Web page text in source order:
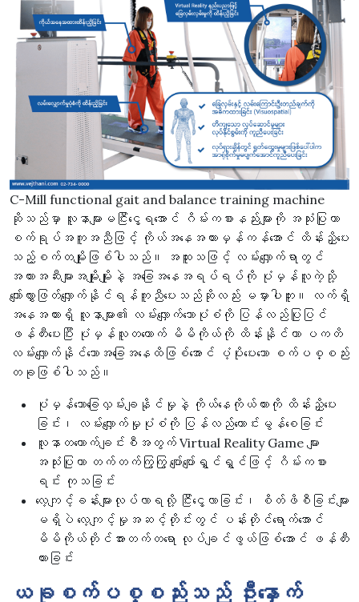
C-Mill functional gait and balance training machine
ဆိုသည်မှာ လူနာများမငြီးငွေ့ရအောင် ဂိမ်းကစားနည်းများကို အသုံးပြုကာ
စက်ရုပ်အကူအညီဖြင့် ကိုယ်အနေအထားမှန်ကန်အောင် ထိန်းညှိပေး
သည့်စက်တမျိုးဖြစ်ပါသည်။ အထူးသဖြင့် လမ်းလျှောက်ရာတွင်
အတားအဆီးများအမျိုးမျိုးနဲ့ အခြေအနေအရပ်ရပ်ကို ပုံမှန်လူကဲ့သို့
ကျော်လွှားဖြတ်လျှောက်နိုင်ရန်ကူညီပေးသည်ဆိုလည်း မမှားပါဘူး။ လက်ရှိ
အနေအထားရှိ လူနာများ၏ လမ်းလျှောက်သောပုံစံကို ပြန်လည်ပြုပြင်
ဖန်တီးပေးပြီး ပုံမှန်လူတယောက် မိမိကိုယ်ကို ထိန်းနိုင်ကာ ပကတိ
လမ်းလျှောက်နိုင်သောအခြေအနေထိဖြစ်အောင် ပံ့ပိုးပေးသော စက်ပစ္စည်း
တခုဖြစ်ပါသည်။
ပုံမှန်သောခြေလှမ်းချနိုင်မှုနဲ့ ကိုယ်နေကိုယ်ထားကို ထိန်းညှိပေး
ခြင်း၊ လမ်းလျှောက်မှုပုံစံကို ပြန်လည်ကောင်းမွန်စေခြင်း
လူနာတယောက်ချင်းစီအတွက် Virtual Reality Game များ
အသုံးပြုကာ တက်တက်ကြွကြွ ပျော်ပျော်ရွှင်ရွှင်ဖြင့် ဂိမ်းကစား
ရင်း ကုသခြင်း
လေ့ကျင့်ခန်းများလုပ်လာရလို့ ငြီးငွေ့လာခြင်း၊ စိတ်ဖိစီခြင်းများ
မရှိပဲ လေ့ကျင့်မှုအဆင့်တိုင်းတွင် ပန်းတိုင်ရောက်အောင်
မိမိကိုယ်တိုင်အားတက်တရော လုပ်ချင်ဖွယ်ဖြစ်အောင် ဖန်တီး
ထားခြင်း
ယခုစက်ပစ္စည်းသည် ဦးနှောက်